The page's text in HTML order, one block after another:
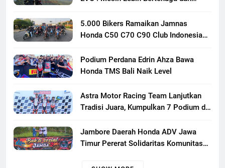
5.000 Bikers Ramaikan Jamnas
Honda C50 C70 C90 Club Indonesia
Persaudaraan Pecinta Motor Klasik
Honda
Podium Perdana Edrin Ahza Bawa
Honda TMS Bali Naik Level
Astra Motor Racing Team Lanjutkan
Tradisi Juara, Kumpulkan 7 Podium di
Jambore Daerah Honda ADV Jawa
Timur Pererat Solidaritas Komunitas